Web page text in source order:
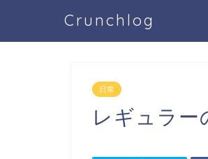
Crunchlog
日常
レギュラー